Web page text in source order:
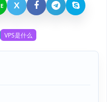
X
VPS是什么